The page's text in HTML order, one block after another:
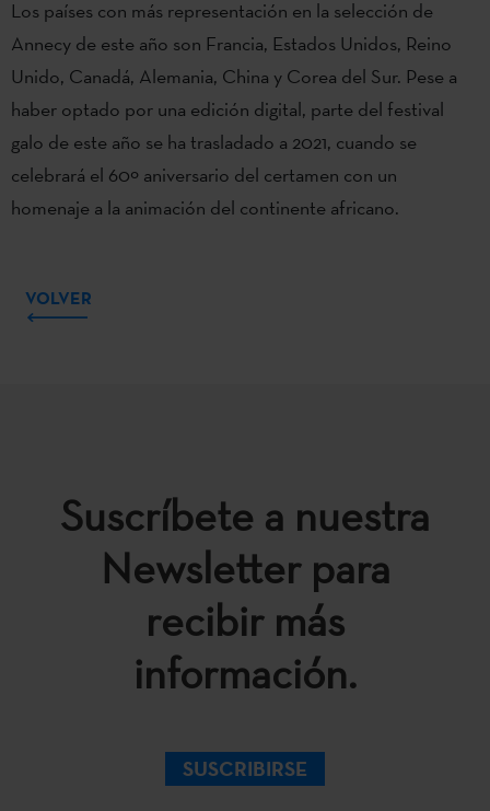
Los países con más representación en la selección de
Annecy de este año son Francia, Estados Unidos, Reino
Unido, Canadá, Alemania, China y Corea del Sur. Pese a
haber optado por una edición digital, parte del festival
galo de este año se ha trasladado a 2021, cuando se
celebrará el 60º aniversario del certamen con un
homenaje a la animación del continente africano.
VOLVER
Suscríbete a nuestra
Newsletter para
recibir más
información.
SUSCRIBIRSE